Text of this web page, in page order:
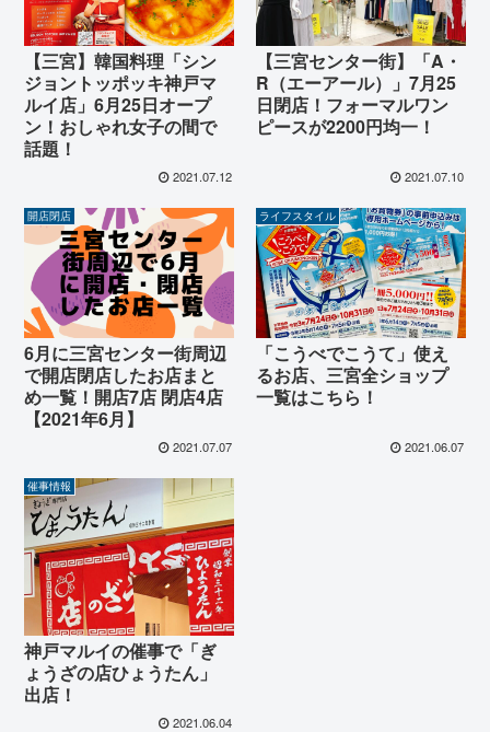
【三宮】韓国料理「シン
ジョントッポッキ神戸マ
ルイ店」6月25日オープ
ン！おしゃれ女子の間で
話題！
2021.07.12
【三宮センター街】「A・
R（エーアール）」7月25
日閉店！フォーマルワン
ピースが2200円均一！
2021.07.10
開店閉店
6月に三宮センター街周辺
で開店閉店したお店まと
め一覧！開店7店 閉店4店
【2021年6月】
2021.07.07
ライフスタイル
「こうべでこうて」使え
るお店、三宮全ショップ
一覧はこちら！
2021.06.07
催事情報
神戸マルイの催事で「ぎ
ょうざの店ひょうたん」
出店！
2021.06.04